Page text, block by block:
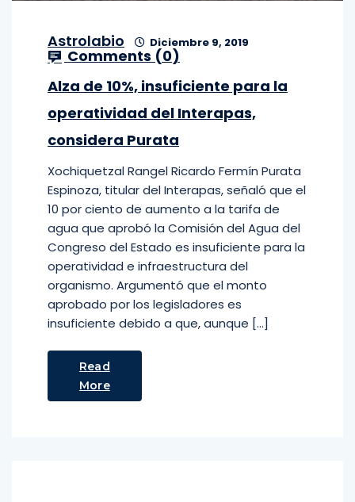
Astrolabio Diciembre 9, 2019
Comments (0)
Alza de 10%, insuficiente para la
operatividad del Interapas,
considera Purata
Xochiquetzal Rangel Ricardo Fermín Purata
Espinoza, titular del Interapas, señaló que el
10 por ciento de aumento a la tarifa de
agua que aprobó la Comisión del Agua del
Congreso del Estado es insuficiente para la
operatividad e infraestructura del
organismo. Argumentó que el monto
aprobado por los legisladores es
insuficiente debido a que, aunque […]
Read
More